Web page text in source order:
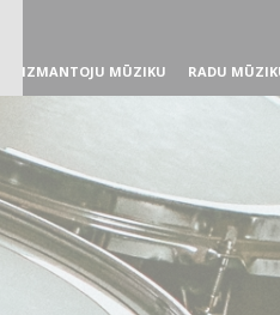
IZMANTOJU MŪZIKU RADU